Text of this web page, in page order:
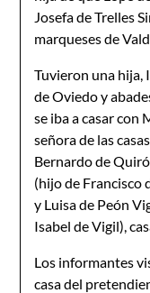
Josefa de Trelles
marqueses de
Tuvieron una hija,
de Oviedo y
se iba a casar con
señora de las
Bernardo de
(hijo de Francisco
y Luisa de Peón
Isabel de Vigil),
Los informantes
casa del